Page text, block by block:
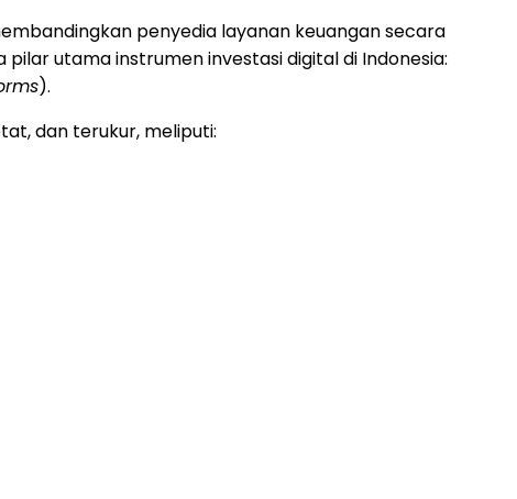
penyedia layanan keuangan secara
utama instrumen investasi digital di Indonesia:
).
dan terukur, meliputi: